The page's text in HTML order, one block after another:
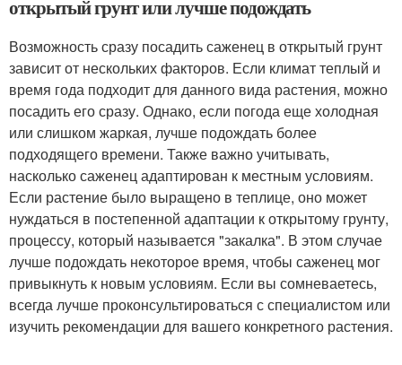
открытый грунт или лучше подождать
Возможность сразу посадить саженец в открытый грунт
зависит от нескольких факторов. Если климат теплый и
время года подходит для данного вида растения, можно
посадить его сразу. Однако, если погода еще холодная
или слишком жаркая, лучше подождать более
подходящего времени. Также важно учитывать,
насколько саженец адаптирован к местным условиям.
Если растение было выращено в теплице, оно может
нуждаться в постепенной адаптации к открытому грунту,
процессу, который называется "закалка". В этом случае
лучше подождать некоторое время, чтобы саженец мог
привыкнуть к новым условиям. Если вы сомневаетесь,
всегда лучше проконсультироваться с специалистом или
изучить рекомендации для вашего конкретного растения.